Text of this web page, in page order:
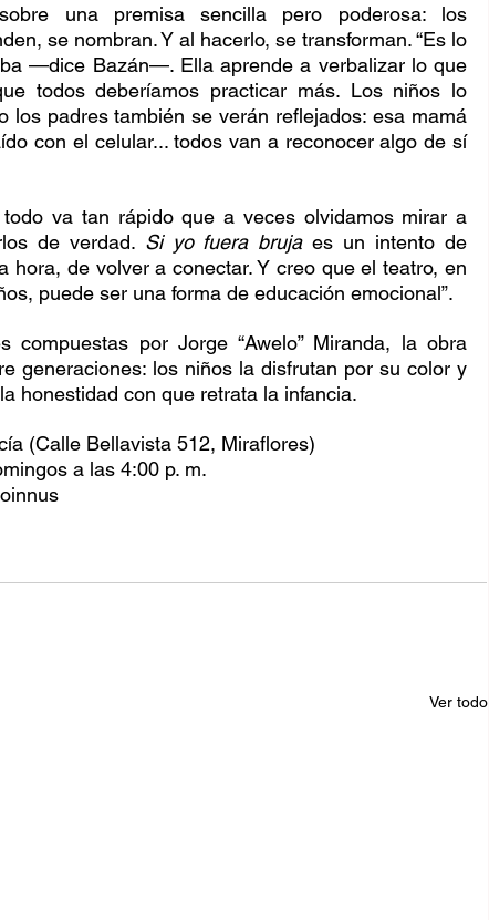
una premisa sencilla pero poderosa: los
se nombran. Y al hacerlo, se transforman. “Es lo
—dice Bazán—. Ella aprende a verbalizar lo que
todos deberíamos practicar más. Los niños lo
los padres también se verán reflejados: esa mamá
con el celular... todos van a reconocer algo de sí
todo va tan rápido que a veces olvidamos mirar a
de verdad. Si yo fuera bruja es un intento de
hora, de volver a conectar. Y creo que el teatro, en
puede ser una forma de educación emocional”.
compuestas por Jorge “Awelo” Miranda, la obra
generaciones: los niños la disfrutan por su color y
honestidad con que retrata la infancia.
(Calle Bellavista 512, Miraflores)
a las 4:00 p. m.
Ver todo